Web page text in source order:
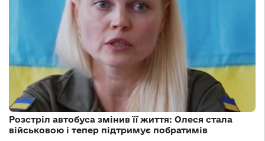
Розстріл автобуса змінив її життя: Олеся стала
військовою і тепер підтримує побратимів